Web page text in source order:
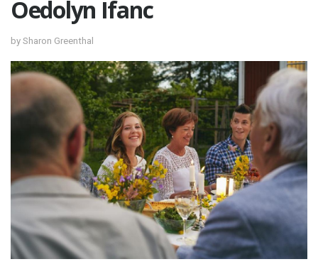
Oedolyn Ifanc
by Sharon Greenthal